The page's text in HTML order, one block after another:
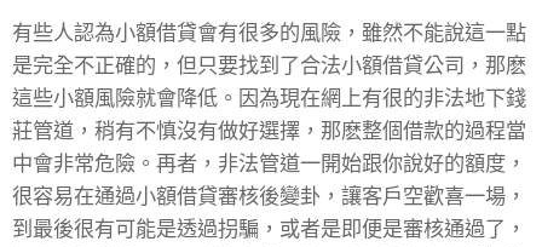
有些人認為小額借貸會有很多的風險，雖然不能說這一點
是完全不正確的，但只要找到了合法小額借貸公司，那麽
這些小額風險就會降低。因為現在網上有很的非法地下錢
莊管道，稍有不慎沒有做好選擇，那麽整個借款的過程當
中會非常危險。再者，非法管道一開始跟你說好的額度，
很容易在通過小額借貸審核後變卦，讓客戶空歡喜一場，
到最後很有可能是透過拐騙，或者是即便是審核通過了，